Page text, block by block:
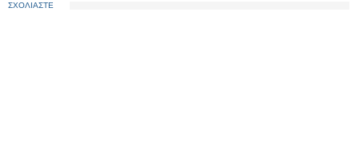
ΣΧΟΛΙΑΣΤΕ